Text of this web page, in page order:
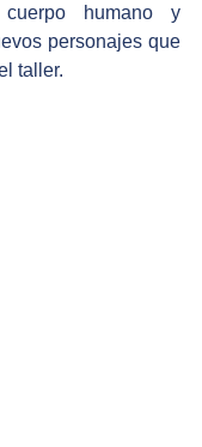
cuerpo humano y
personajes que
taller.